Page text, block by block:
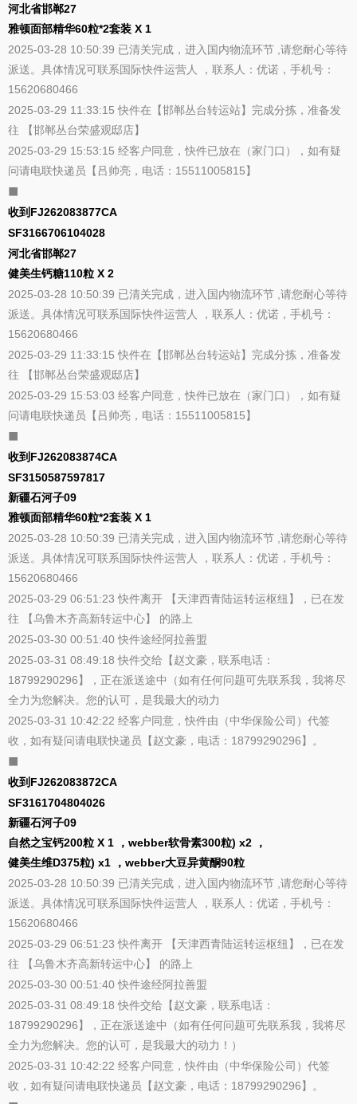
河北省邯郸27
雅顿面部精华60粒*2套装 X 1
2025-03-28 10:50:39 已清关完成，进入国内物流环节 ,请您耐心等待
派送。具体情况可联系国际快件运营人 ，联系人：优诺，手机号：
15620680466
2025-03-29 11:33:15 快件在【邯郸丛台转运站】完成分拣，准备发
往 【邯郸丛台荣盛观邸店】
2025-03-29 15:53:15 经客户同意，快件已放在（家门口），如有疑
问请电联快递员【吕帅亮，电话：15511005815】
收到FJ262083877CA
SF3166706104028
河北省邯郸27
健美生钙糖110粒 X 2
2025-03-28 10:50:39 已清关完成，进入国内物流环节 ,请您耐心等待
派送。具体情况可联系国际快件运营人 ，联系人：优诺，手机号：
15620680466
2025-03-29 11:33:15 快件在【邯郸丛台转运站】完成分拣，准备发
往 【邯郸丛台荣盛观邸店】
2025-03-29 15:53:03 经客户同意，快件已放在（家门口），如有疑
问请电联快递员【吕帅亮，电话：15511005815】
收到FJ262083874CA
SF3150587597817
新疆石河子09
雅顿面部精华60粒*2套装 X 1
2025-03-28 10:50:39 已清关完成，进入国内物流环节 ,请您耐心等待
派送。具体情况可联系国际快件运营人 ，联系人：优诺，手机号：
15620680466
2025-03-29 06:51:23 快件离开 【天津西青陆运转运枢纽】，已在发
往 【乌鲁木齐高新转运中心】 的路上
2025-03-30 00:51:40 快件途经阿拉善盟
2025-03-31 08:49:18 快件交给【赵文豪，联系电话：
18799290296】，正在派送途中（如有任何问题可先联系我，我将尽
全力为您解决。您的认可，是我最大的动力
2025-03-31 10:42:22 经客户同意，快件由（中华保险公司）代签
收，如有疑问请电联快递员【赵文豪，电话：18799290296】。
收到FJ262083872CA
SF3161704804026
新疆石河子09
自然之宝钙200粒 X 1 ，webber软骨素300粒) x2 ，
健美生维D375粒) x1 ，webber大豆异黄酮90粒
2025-03-28 10:50:39 已清关完成，进入国内物流环节 ,请您耐心等待
派送。具体情况可联系国际快件运营人 ，联系人：优诺，手机号：
15620680466
2025-03-29 06:51:23 快件离开 【天津西青陆运转运枢纽】，已在发
往 【乌鲁木齐高新转运中心】 的路上
2025-03-30 00:51:40 快件途经阿拉善盟
2025-03-31 08:49:18 快件交给【赵文豪，联系电话：
18799290296】，正在派送途中（如有任何问题可先联系我，我将尽
全力为您解决。您的认可，是我最大的动力！）
2025-03-31 10:42:22 经客户同意，快件由（中华保险公司）代签
收，如有疑问请电联快递员【赵文豪，电话：18799290296】。